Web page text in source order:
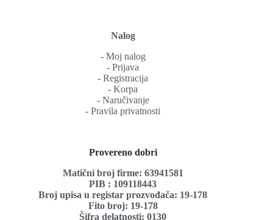
Nalog
‐ Moj nalog
‐ Prijava
‐ Registracija
‐ Korpa
‐ Naručivanje
‐ Pravila privatnosti
Provereno dobri
Matični broj firme: 63941581
PIB : 109118443
Broj upisa u registar prozvođača: 19-178
Fito broj: 19-178
Šifra delatnosti: 0130